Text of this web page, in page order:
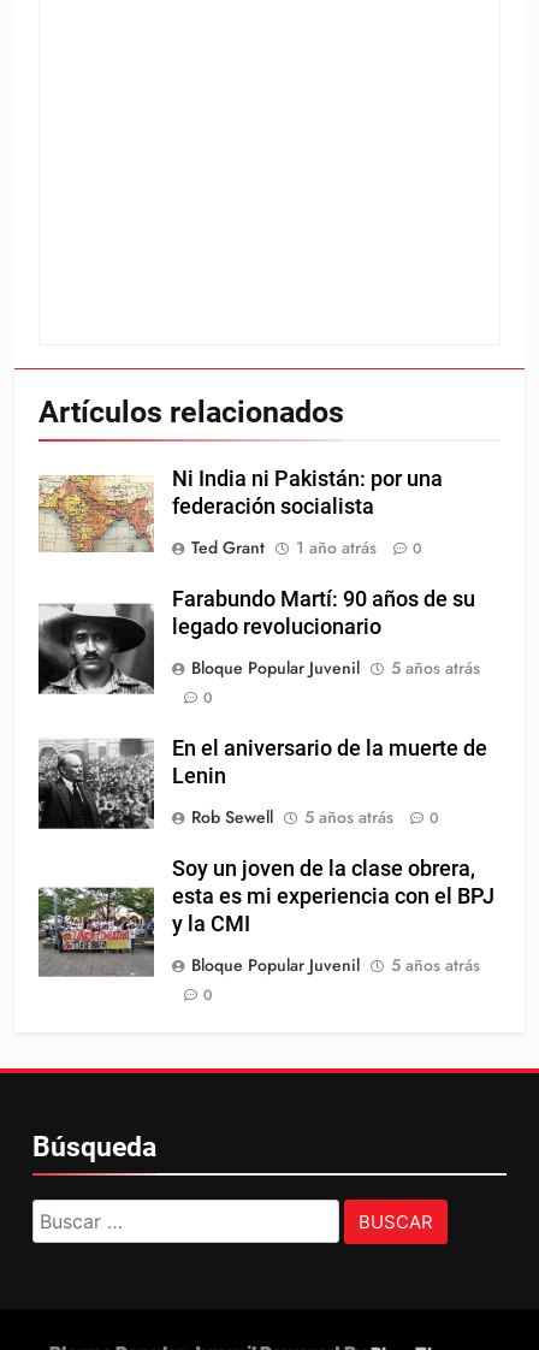
Artículos relacionados
Ni India ni Pakistán: por una
federación socialista
Ted Grant
1 año atrás 0
Farabundo Martí: 90 años de su
legado revolucionario
Bloque Popular Juvenil
5 años atrás
0
En el aniversario de la muerte de
Lenin
Rob Sewell
5 años atrás 0
Soy un joven de la clase obrera,
esta es mi experiencia con el BPJ
y la CMI
Bloque Popular Juvenil
5 años atrás
0
Búsqueda
Buscar: